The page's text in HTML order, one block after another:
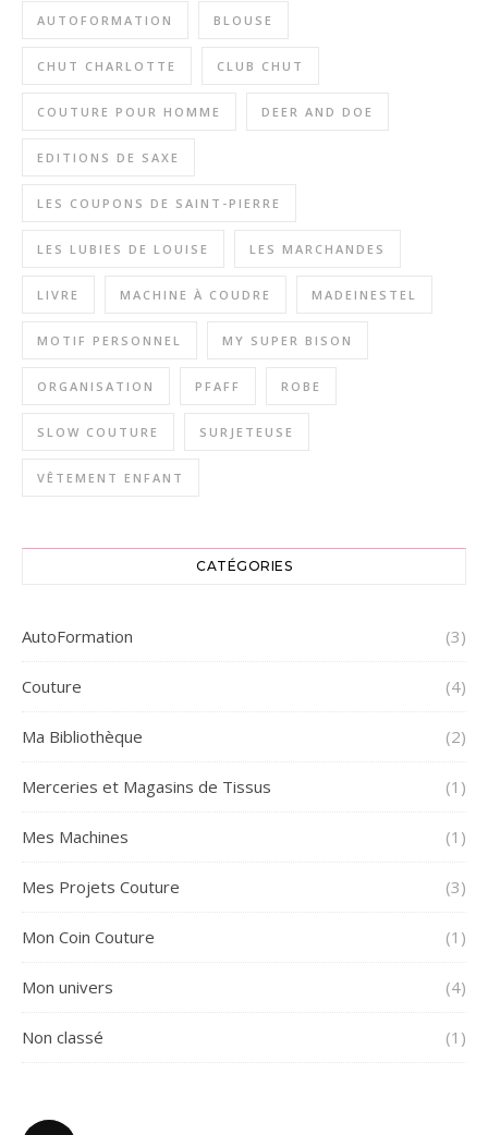
AUTOFORMATION BLOUSE
CHUT CHARLOTTE CLUB CHUT
COUTURE POUR HOMME DEER AND DOE
EDITIONS DE SAXE
LES COUPONS DE SAINT-PIERRE
LES LUBIES DE LOUISE LES MARCHANDES
LIVRE MACHINE À COUDRE MADEINESTEL
MOTIF PERSONNEL MY SUPER BISON
ORGANISATION PFAFF ROBE
SLOW COUTURE SURJETEUSE
VÊTEMENT ENFANT
CATÉGORIES
AutoFormation (3)
Couture (4)
Ma Bibliothèque (2)
Merceries et Magasins de Tissus (1)
Mes Machines (1)
Mes Projets Couture (3)
Mon Coin Couture (1)
Mon univers (4)
Non classé (1)